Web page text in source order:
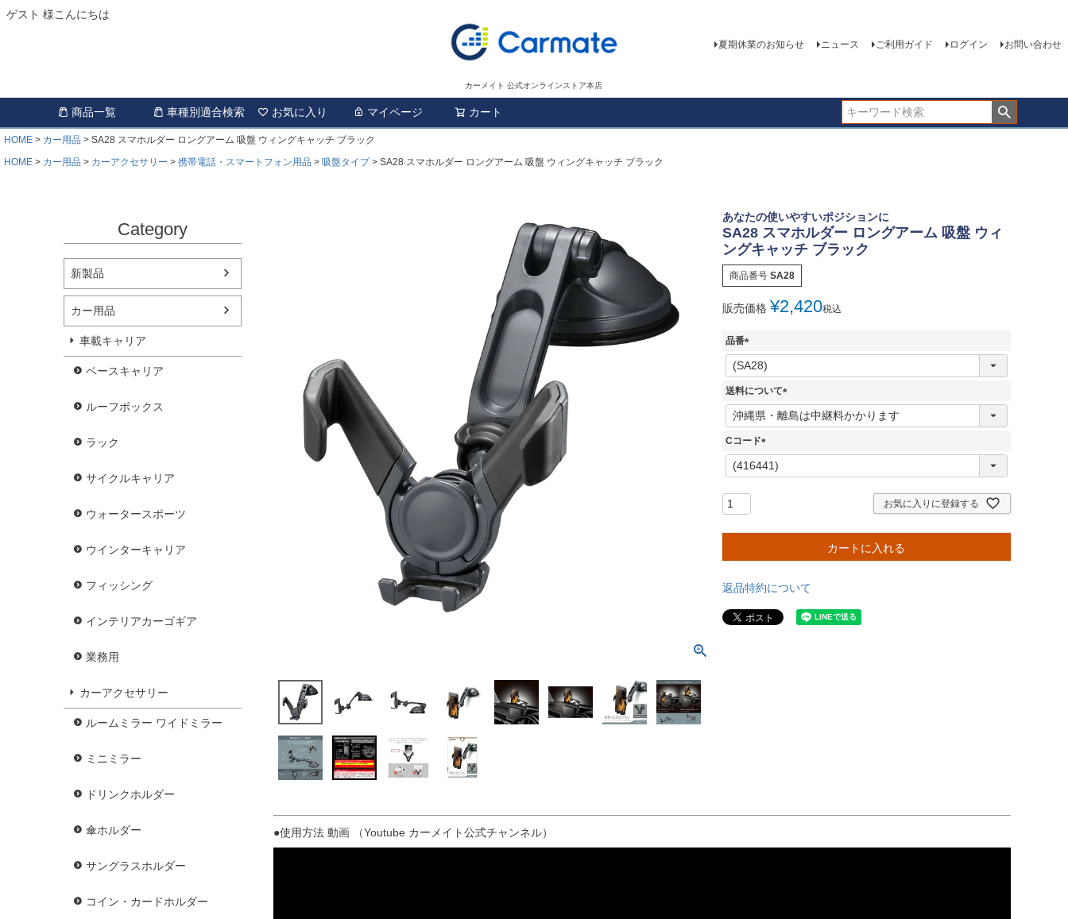
ゲスト 様こんにちは
カーメイト 公式オンラインストア本店
夏期休業のお知らせ ニュース ご利用ガイド ログイン お問い合わせ
商品一覧 車種別適合検索 お気に入り マイページ カート
HOME カー用品
SA28 スマホルダー ロングアーム 吸盤 ウィングキャッチ ブラック
HOME
カー用品 カーアクセサリー 携帯電話・スマートフォン用品 吸盤タイプ SA28 スマホルダー ロングアーム 吸盤 ウィングキャッチ ブラック
Category
新製品
カー用品
車載キャリア
ベースキャリア
ルーフボックス
ラック
サイクルキャリア
ウォータースポーツ
ウインターキャリア
フィッシング
インテリアカーゴギア
業務用
カーアクセサリー
ルームミラー ワイドミラー
ミニミラー
ドリンクホルダー
傘ホルダー
サングラスホルダー
コイン・カードホルダー
あなたの使いやすいポジションに
SA28 スマホルダー ロングアーム 吸盤 ウィ
ングキャッチ ブラック
商品番号 SA28
販売価格 ¥2,420税込
品番
(
必
須
送料について
(
必
Cコード
(
必
お気に入りに登録する
カートに入れる
返品特約について
●使用方法 動画 （Youtube カーメイト公式チャンネル）